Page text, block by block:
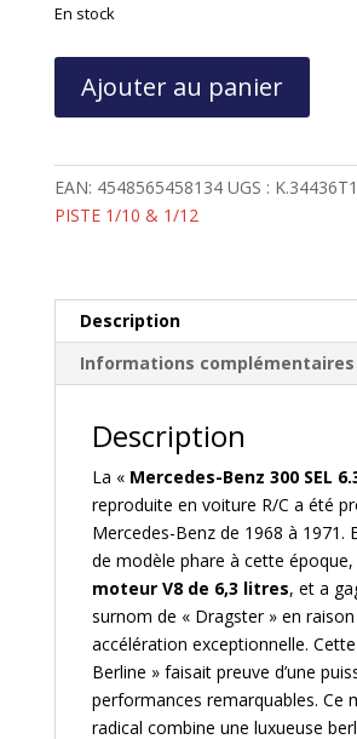
En stock
Kyosho
MK2
(L)
SEL
1971
1:10
Ajouter au panier
EAN: 4548565458134 UGS :
PISTE 1/10 & 1/12
Description
Informations complémentaires
Description
La « Mercedes-Benz 300 SEL
reproduite en voiture R/C a été
Mercedes-Benz de 1968 à 1971.
de modèle phare à cette époque,
moteur V8 de 6,3 litres, et a
surnom de « Dragster » en
accélération exceptionnelle.
Berline » faisait preuve d’une
performances remarquables. Ce
radical combine une luxueuse